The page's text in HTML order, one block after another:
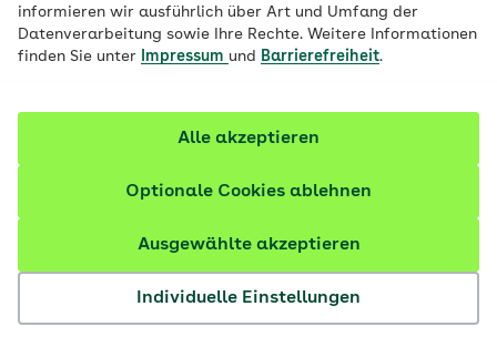
informieren wir ausführlich über Art und Umfang der
Datenverarbeitung sowie Ihre Rechte. Weitere Informationen
finden Sie unter
Impressum und Barrierefreiheit.
Individuelle Einstellungen
Ausgewählte akzeptieren
Optionale Cookies ablehnen
Alle akzeptieren
Allgemeine Indikatoren der körperlichen
und psychischen Gesundheit
folgenden Indikatoren der Kindergesundheit